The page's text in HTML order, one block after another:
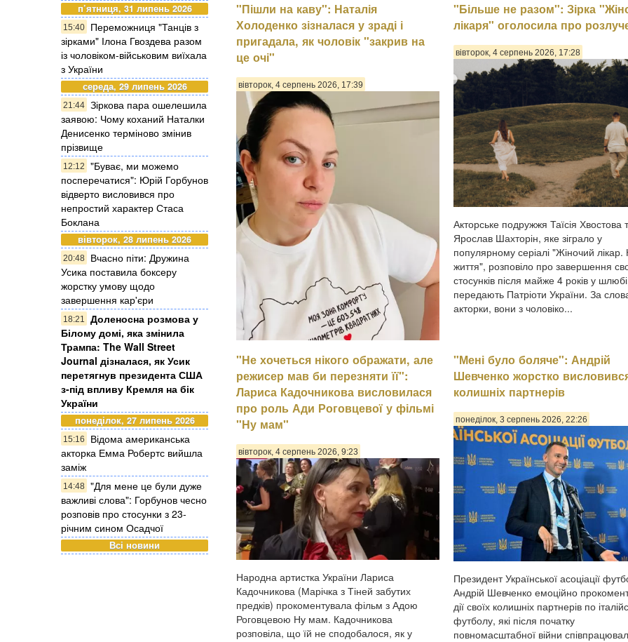
п’ятниця, 31 липень 2026
15:40
Переможниця "Танців з
зірками" Ілона Гвоздева разом
із чоловіком-військовим виїхала
з України
середа, 29 липень 2026
21:44 Зіркова пара ошелешила
заявою: Чому коханий Наталки
Денисенко терміново змінив
прізвище
12:12
"Буває, ми можемо
посперечатися": Юрій Горбунов
відверто висловився про
непростий характер Стаса
Боклана
вівторок, 28 липень 2026
20:48
Вчасно піти: Дружина
Усика поставила боксеру
жорстку умову щодо
завершення кар'єри
18:21
Доленосна розмова у
Білому домі, яка змінила
Трампа: The Wall Street
Journal дізналася, як Усик
перетягнув президента США
з-під впливу Кремля на бік
України
понеділок, 27 липень 2026
15:16
Відома американська
акторка Емма Робертс вийшла
заміж
14:48 "Для мене це були дуже
важливі слова": Горбунов чесно
розповів про стосунки з 23-
річним сином Осадчої
Всі новини
"Пішли на каву": Наталія
Холоденко зізналася у зраді і
пригадала, як чоловік "закрив на
це очі"
вівторок, 4 серпень 2026, 17:39
Психологиня Наталія Холоденко зізналася,
що в минулому зраджувала партнера,
назвавши це помстою за пережите у
стосунках, а також заявила, що вдавалася
до фізичного насильства щодо чоловікаПро
це Холоденко розповіла в InstaStories, де
відповідала на зап...
"Більше не разом": Зірка
лікаря" оголосила про
вівторок, 4 серпень 2026, 17:28
Акторське подружжя Таїсія Хвостова
Ярослав Шахторін, яке зіграло у
популярному серіалі "Жіночий
життя", розповіло про завершення
стосунків після майже 4 років у
передають Патріоти України. За
акторки, вони з чоловіко...
"Не хочеться нікого ображати, але
режисер мав би перезняти її":
Лариса Кадочникова висловилася
про роль Ади Роговцевої у фільмі
"Ну мам"
вівторок, 4 серпень 2026, 9:23
Народна артистка України Лариса
Кадочникова (Марічка з Тіней забутих
предків) прокоментувала фільм з Адою
Роговцевою Ну мам. Кадочникова
розповіла, що їй не сподобалося, як у
"Мені було боляче": Андрій
Шевченко жорстко
колишніх партнерів
понеділок, 3 серпень 2026, 22:26
Президент Української асоціації
Андрій Шевченко емоційно
дії своїх колишніх партнерів по
футболу, які після початку
повномасштабної війни